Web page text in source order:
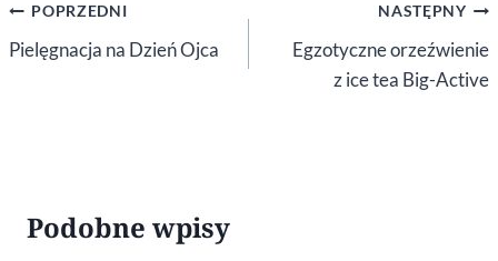
Nawigacja
wpisu
POPRZEDNI
Pielęgnacja na Dzień Ojca
NASTĘPNY
Egzotyczne orzeźwienie
z ice tea Big-Active
Podobne wpisy